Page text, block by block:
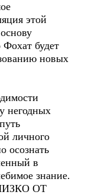
этой
будет
новых
негодных
личного
осознать
в
знание.
ОТ